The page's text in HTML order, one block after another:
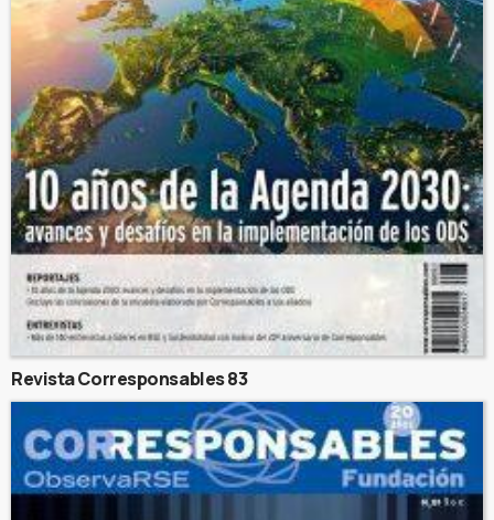
Revista Corresponsables 83